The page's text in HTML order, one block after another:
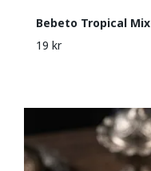
Bebeto Tropical Mix
19 kr